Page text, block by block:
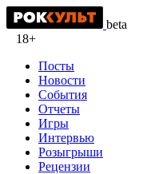
beta
18+
Посты
Новости
События
Отчеты
Игры
Интервью
Розыгрыши
Рецензии